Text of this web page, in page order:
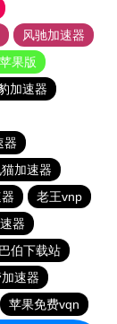
风驰加速器
果版
加速器
器
加速器
老王vnp
器
巴伯下载站
速器
苹果免费vqn